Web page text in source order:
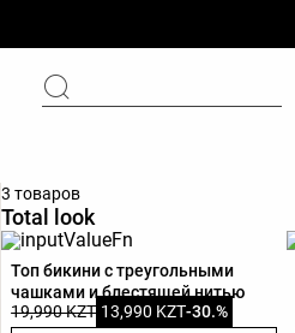
3 товаров
Total look
Топ бикини с треугольными
чашками и блестящей нитью
19,990 KZT 13,990 KZT-30.%